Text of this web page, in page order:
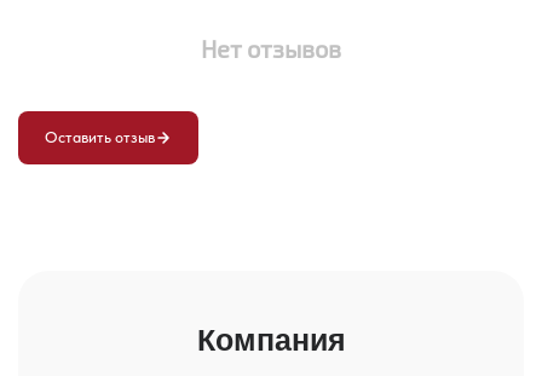
Нет отзывов
Оставить отзыв
Компания